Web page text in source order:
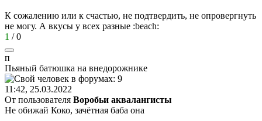
К сожалению или к счастью, не подтвердить, не опровергнуть
не могу. А вкусы у всех разные :beach:
1 /0
п
Пьяный батюшка на внедорожнике
11:42, 25.03.2022
От пользователя Воробьи аквалангисты
Не обижай Коко, зачётная баба она